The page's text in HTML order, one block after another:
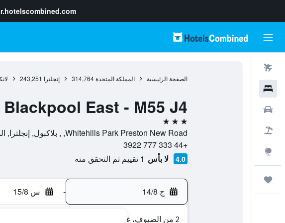
الصفحة الرئيسية المملكة المتحدة 314,764 إنجلترا 243,251
East - M55 J4
3 نجوم
Whitehills Park Preston New Road, , بلاكبول, إنجلترا, المملكة المتحدة
+44 333 777 3922
4.0 لا بأس 1 تقييم تم التحقق منه
ج 14/8 - س 15/8
2 من الضيوف، غرفة واحدة